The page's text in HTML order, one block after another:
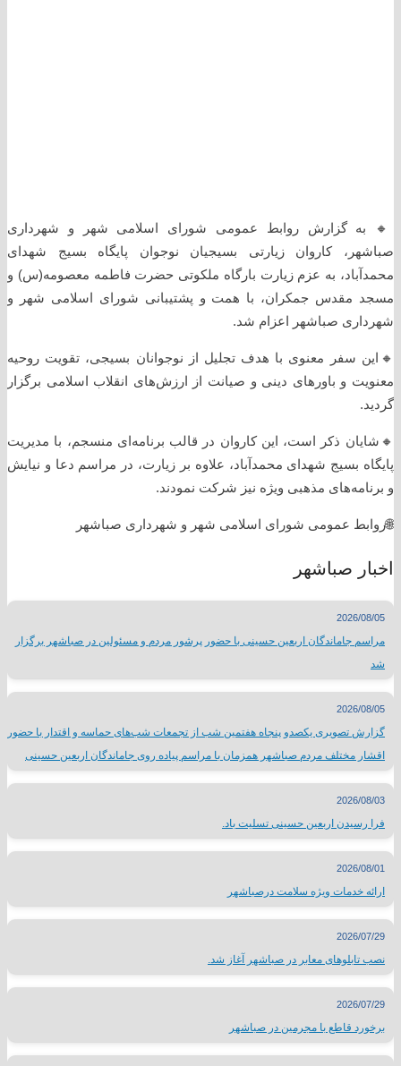
🔸️ به گزارش روابط عمومی شورای اسلامی شهر و شهرداری
صباشهر، کاروان زیارتی بسیجیان نوجوان پایگاه بسیج شهدای
محمدآباد، به عزم زیارت بارگاه ملکوتی حضرت فاطمه معصومه(س) و
مسجد مقدس جمکران، با همت و پشتیبانی شورای اسلامی شهر و
شهرداری صباشهر اعزام شد.
🔸️این سفر معنوی با هدف تجلیل از نوجوانان بسیجی، تقویت روحیه
معنویت و باورهای دینی و صیانت از ارزش‌های انقلاب اسلامی برگزار
گردید.
🔸️شایان ذکر است، این کاروان در قالب برنامه‌ای منسجم، با مدیریت
پایگاه بسیج شهدای محمدآباد، علاوه بر زیارت، در مراسم دعا و نیایش
و برنامه‌های مذهبی ویژه نیز شرکت نمودند.
🌐روابط عمومی شورای اسلامی شهر و شهرداری صباشهر
اخبار صباشهر
2026/08/05
مراسم جاماندگان اربعین حسینی با حضور پرشور مردم و مسئولین در صباشهر برگزار
شد
2026/08/05
گزارش تصویری یکصدو پنجاه هفتمین شب از تجمعات شب‌های حماسه و اقتدار با حضور
اقشار مختلف مردم صباشهر همزمان با مراسم پیاده روی جاماندگان اربعین حسینی
2026/08/03
فرا رسیدن اربعین حسینی تسلیت باد.
2026/08/01
ارائه خدمات ویژه سلامت درصباشهر
2026/07/29
نصب تابلوهای معابر در صباشهر آغاز شد.
2026/07/29
برخورد قاطع با مجرمین در صباشهر